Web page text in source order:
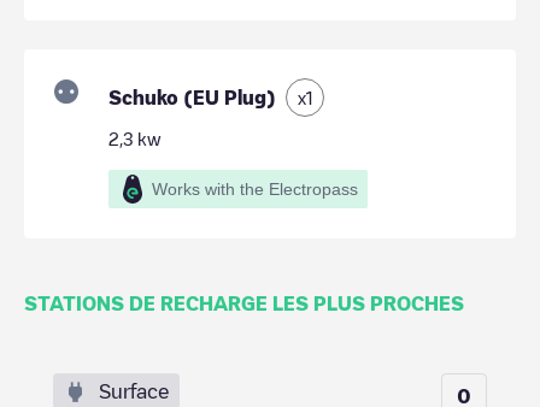
Schuko (EU Plug) x1
2,3 kw
Works with the Electropass
STATIONS DE RECHARGE LES PLUS PROCHES
Surface 0